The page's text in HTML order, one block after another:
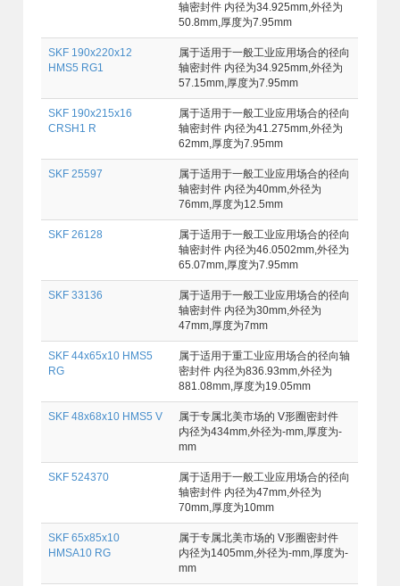
轴密封件 内径为34.925mm,外径为
50.8mm,厚度为7.95mm
SKF 190x220x12
HMS5 RG1
属于适用于一般工业应用场合的径向
轴密封件 内径为34.925mm,外径为
57.15mm,厚度为7.95mm
SKF 190x215x16
CRSH1 R
属于适用于一般工业应用场合的径向
轴密封件 内径为41.275mm,外径为
62mm,厚度为7.95mm
SKF 25597
属于适用于一般工业应用场合的径向
轴密封件 内径为40mm,外径为
76mm,厚度为12.5mm
SKF 26128
属于适用于一般工业应用场合的径向
轴密封件 内径为46.0502mm,外径为
65.07mm,厚度为7.95mm
SKF 33136
属于适用于一般工业应用场合的径向
轴密封件 内径为30mm,外径为
47mm,厚度为7mm
SKF 44x65x10 HMS5
RG
属于适用于重工业应用场合的径向轴
密封件 内径为836.93mm,外径为
881.08mm,厚度为19.05mm
SKF 48x68x10 HMS5 V
属于专属北美市场的 V形圈密封件
内径为434mm,外径为-mm,厚度为-
mm
SKF 524370
属于适用于一般工业应用场合的径向
轴密封件 内径为47mm,外径为
70mm,厚度为10mm
SKF 65x85x10
HMSA10 RG
属于专属北美市场的 V形圈密封件
内径为1405mm,外径为-mm,厚度为-
mm